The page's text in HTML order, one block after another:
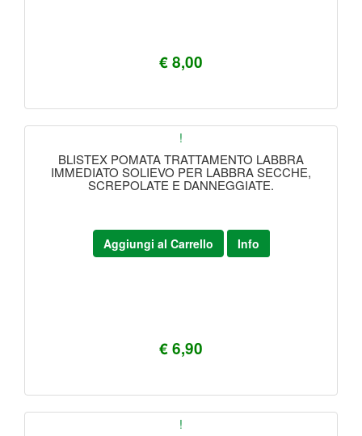
€ 8,00
!
BLISTEX POMATA TRATTAMENTO LABBRA
IMMEDIATO SOLIEVO PER LABBRA SECCHE,
SCREPOLATE E DANNEGGIATE.
€ 6,90
Aggiungi al Carrello Info
!